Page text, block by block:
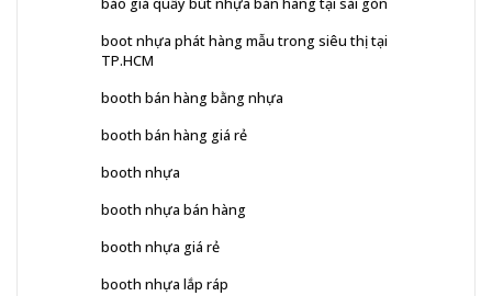
boot nhựa phát hàng mẫu trong siêu thị tại
TP.HCM
booth bán hàng bằng nhựa
booth bán hàng giá rẻ
booth nhựa
booth nhựa bán hàng
booth nhựa giá rẻ
booth nhựa lắp ráp